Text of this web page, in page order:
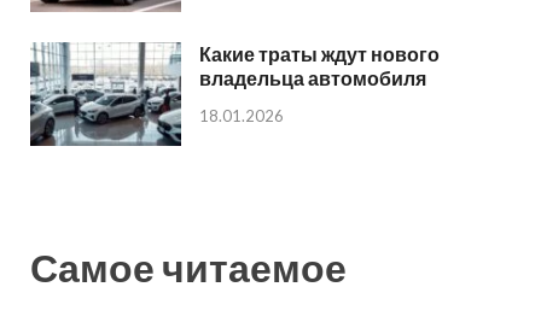
Какие траты ждут нового
владельца автомобиля
18.01.2026
Самое читаемое